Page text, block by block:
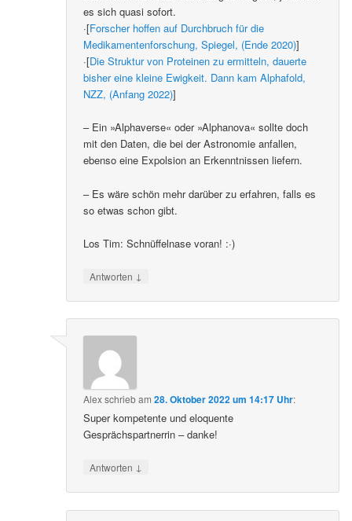
es sich quasi sofort.
·[Forscher hoffen auf Durchbruch für die
Medikamentenforschung, Spiegel, (Ende 2020)]
·[Die Struktur von Proteinen zu ermitteln, dauerte
bisher eine kleine Ewigkeit. Dann kam Alphafold,
NZZ, (Anfang 2022)]
– Ein »Alphaverse« oder »Alphanova« sollte doch
mit den Daten, die bei der Astronomie anfallen,
ebenso eine Expolsion an Erkenntnissen liefern.
– Es wäre schön mehr darüber zu erfahren, falls es
so etwas schon gibt.
Los Tim: Schnüffelnase voran! :·)
Antworten ↓
Alexschriebam28. Oktober 2022 um 14:17 Uhr:
Super kompetente und eloquente
Gesprächspartnerrin – danke!
Antworten ↓